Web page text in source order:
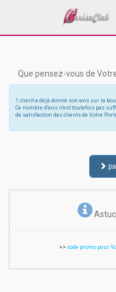
Que pensez-vous de
1 client a déjà donné son avis sur la
Ce nombre d'avis n'est toutefois pas
de satisfaction des clients de Votre
>> code promo pour